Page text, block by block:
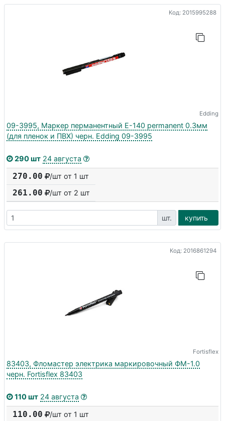
Код: 2015995288
Edding
09-3995, Маркер перманентный E-140 permanent 0.3мм
(для пленок и ПВХ) черн. Edding 09-3995
290 шт 24 августа
270.00 /шт от 1 шт
261.00 /шт от 2 шт
шт. купить
Код: 2016861294
Fortisflex
83403, Фломастер электрика маркировочный ФМ-1.0
черн. Fortisflex 83403
110 шт 24 августа
110.00 /шт от 1 шт